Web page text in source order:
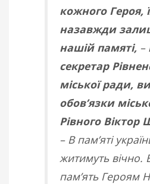
кожного Героя,
назавжди
нашій памяті, –
секретар
міської ради,
обов’язки
Рівного Віктор
– В пам’яті
житимуть вічно.
пам’ять Героям